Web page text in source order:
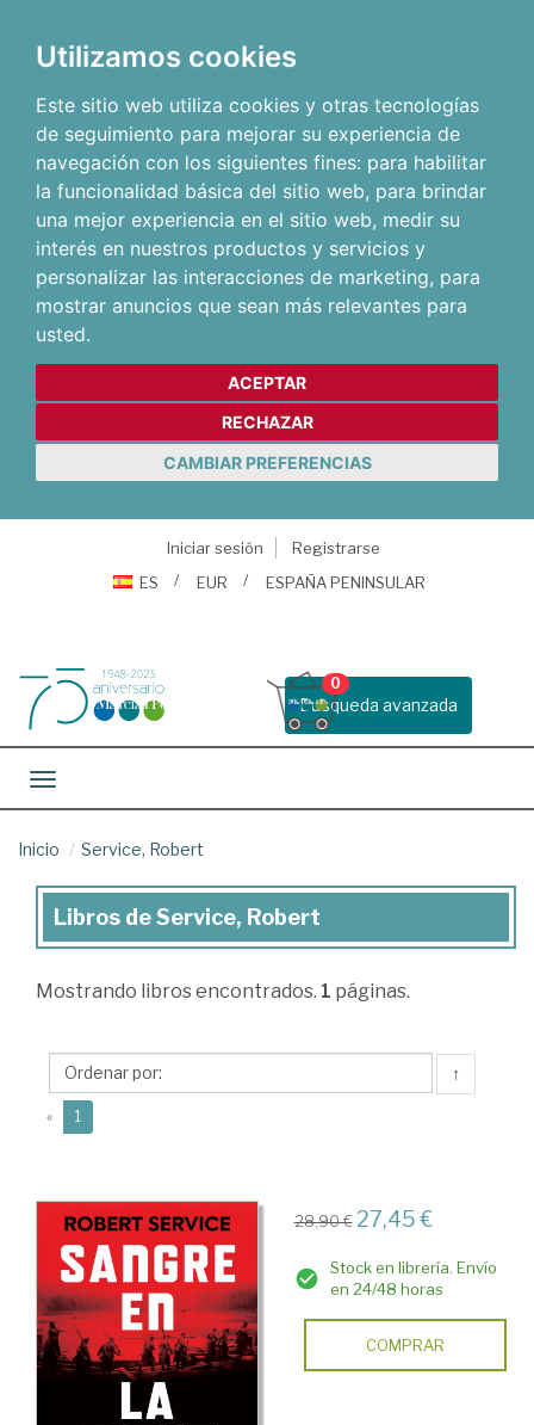
Utilizamos cookies
Este sitio web utiliza cookies y otras tecnologías
de seguimiento para mejorar su experiencia de
navegación con los siguientes fines: para habilitar
la funcionalidad básica del sitio web, para brindar
una mejor experiencia en el sitio web, medir su
interés en nuestros productos y servicios y
personalizar las interacciones de marketing, para
mostrar anuncios que sean más relevantes para
usted.
ACEPTAR
RECHAZAR
CAMBIAR PREFERENCIAS
Iniciar sesión
Registrarse
ES
EUR ESPAÑA PENINSULAR
Busqueda avanzada
0
Toggle navigation
Inicio Service, Robert
Libros
Service,
Libros de Service, Robert
Mostrando libros encontrados. 1 páginas.
↑
« 1
28,90 € 27,45 €
Stock en librería. Envío
en 24/48 horas
COMPRAR